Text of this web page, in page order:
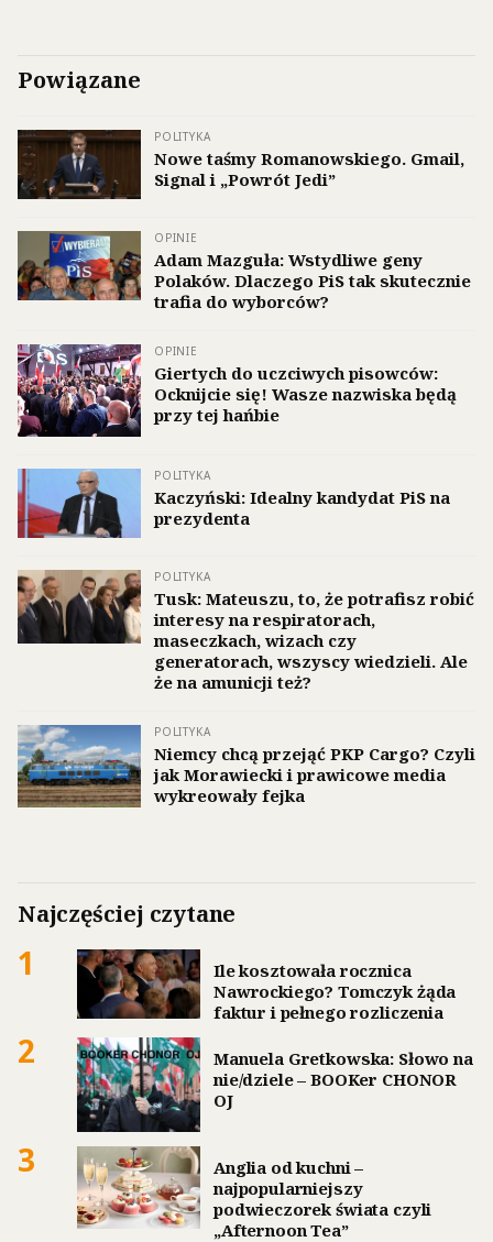
Powiązane
POLITYKA
Nowe taśmy Romanowskiego. Gmail,
Signal i „Powrót Jedi”
OPINIE
Adam Mazguła: Wstydliwe geny
Polaków. Dlaczego PiS tak skutecznie
trafia do wyborców?
OPINIE
Giertych do uczciwych pisowców:
Ocknijcie się! Wasze nazwiska będą
przy tej hańbie
POLITYKA
Kaczyński: Idealny kandydat PiS na
prezydenta
POLITYKA
Tusk: Mateuszu, to, że potrafisz robić
interesy na respiratorach,
maseczkach, wizach czy
generatorach, wszyscy wiedzieli. Ale
że na amunicji też?
POLITYKA
Niemcy chcą przejąć PKP Cargo? Czyli
jak Morawiecki i prawicowe media
wykreowały fejka
Najczęściej czytane
1
Ile kosztowała rocznica
Nawrockiego? Tomczyk żąda
faktur i pełnego rozliczenia
2
Manuela Gretkowska: Słowo na
nie/dziele – BOOKer CHONOR
OJ
3
Anglia od kuchni –
najpopularniejszy
podwieczorek świata czyli
„Afternoon Tea”